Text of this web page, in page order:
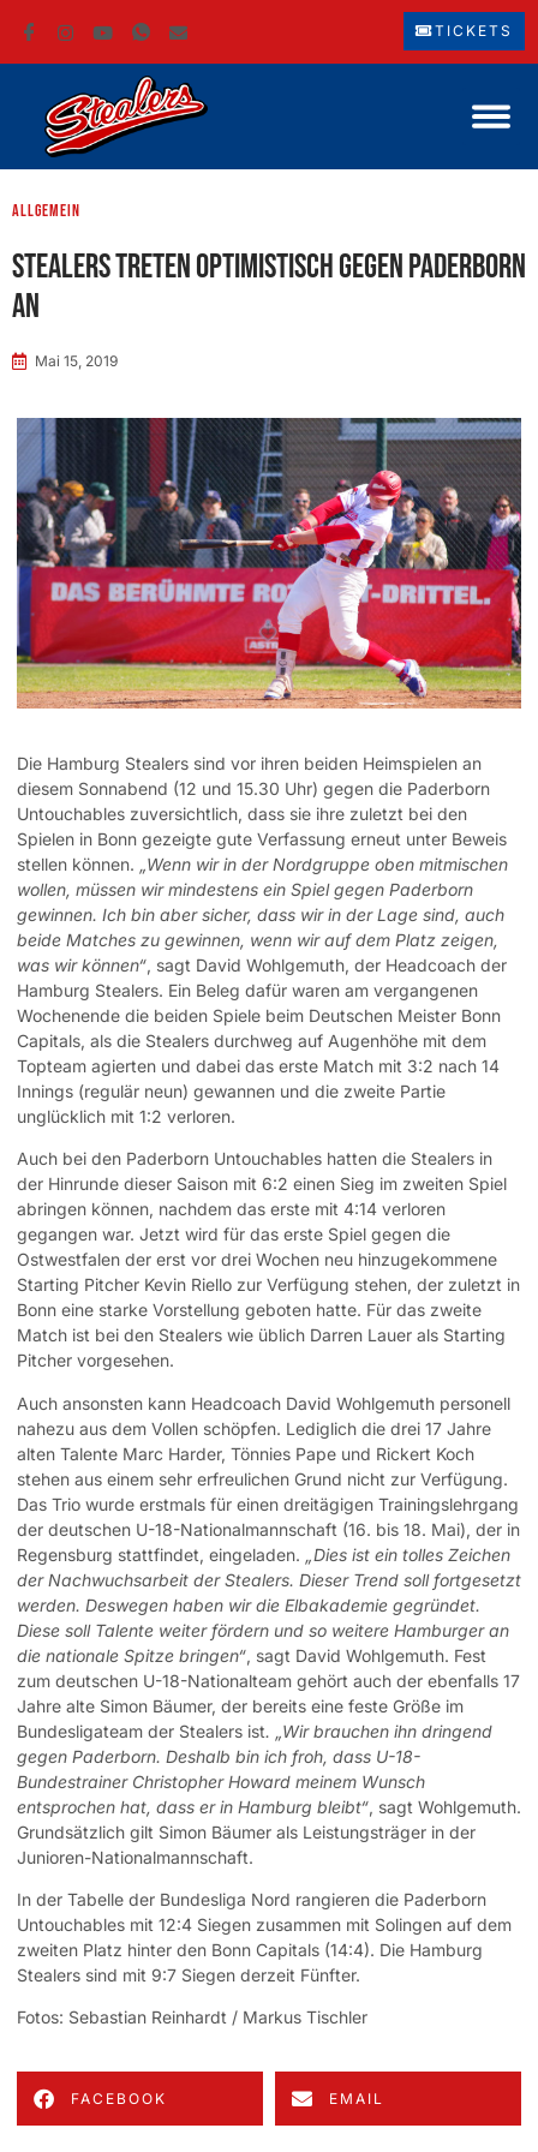
TICKETS
Allgemein
Stealers treten optimistisch gegen Paderborn
an
Mai 15, 2019
Die Hamburg Stealers sind vor ihren beiden Heimspielen an
diesem Sonnabend (12 und 15.30 Uhr) gegen die Paderborn
Untouchables zuversichtlich, dass sie ihre zuletzt bei den
Spielen in Bonn gezeigte gute Verfassung erneut unter Beweis
stellen können. „Wenn wir in der Nordgruppe oben mitmischen
wollen, müssen wir mindestens ein Spiel gegen Paderborn
gewinnen. Ich bin aber sicher, dass wir in der Lage sind, auch
beide Matches zu gewinnen, wenn wir auf dem Platz zeigen,
was wir können“, sagt David Wohlgemuth, der Headcoach der
Hamburg Stealers. Ein Beleg dafür waren am vergangenen
Wochenende die beiden Spiele beim Deutschen Meister Bonn
Capitals, als die Stealers durchweg auf Augenhöhe mit dem
Topteam agierten und dabei das erste Match mit 3:2 nach 14
Innings (regulär neun) gewannen und die zweite Partie
unglücklich mit 1:2 verloren.
Auch bei den Paderborn Untouchables hatten die Stealers in
der Hinrunde dieser Saison mit 6:2 einen Sieg im zweiten Spiel
abringen können, nachdem das erste mit 4:14 verloren
gegangen war. Jetzt wird für das erste Spiel gegen die
Ostwestfalen der erst vor drei Wochen neu hinzugekommene
Starting Pitcher Kevin Riello zur Verfügung stehen, der zuletzt in
Bonn eine starke Vorstellung geboten hatte. Für das zweite
Match ist bei den Stealers wie üblich Darren Lauer als Starting
Pitcher vorgesehen.
Auch ansonsten kann Headcoach David Wohlgemuth personell
nahezu aus dem Vollen schöpfen. Lediglich die drei 17 Jahre
alten Talente Marc Harder, Tönnies Pape und Rickert Koch
stehen aus einem sehr erfreulichen Grund nicht zur Verfügung.
Das Trio wurde erstmals für einen dreitägigen Trainingslehrgang
der deutschen U-18-Nationalmannschaft (16. bis 18. Mai), der in
Regensburg stattfindet, eingeladen. „Dies ist ein tolles Zeichen
der Nachwuchsarbeit der Stealers. Dieser Trend soll fortgesetzt
werden. Deswegen haben wir die Elbakademie gegründet.
Diese soll Talente weiter fördern und so weitere Hamburger an
die nationale Spitze bringen“, sagt David Wohlgemuth. Fest
zum deutschen U-18-Nationalteam gehört auch der ebenfalls 17
Jahre alte Simon Bäumer, der bereits eine feste Größe im
Bundesligateam der Stealers ist. „Wir brauchen ihn dringend
gegen Paderborn. Deshalb bin ich froh, dass U-18-
Bundestrainer Christopher Howard meinem Wunsch
entsprochen hat, dass er in Hamburg bleibt“, sagt Wohlgemuth.
Grundsätzlich gilt Simon Bäumer als Leistungsträger in der
Junioren-Nationalmannschaft.
In der Tabelle der Bundesliga Nord rangieren die Paderborn
Untouchables mit 12:4 Siegen zusammen mit Solingen auf dem
zweiten Platz hinter den Bonn Capitals (14:4). Die Hamburg
Stealers sind mit 9:7 Siegen derzeit Fünfter.
Fotos: Sebastian Reinhardt / Markus Tischler
FACEBOOK EMAIL